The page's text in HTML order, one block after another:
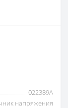
022389А
напряжения